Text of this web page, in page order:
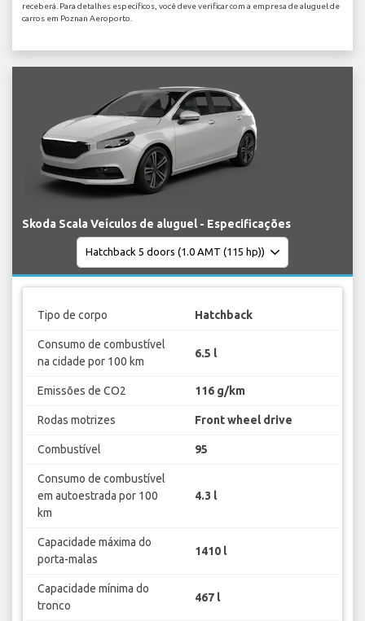
receberá. Para detalhes específicos, você deve verificar com a empresa de aluguel de
carros em Poznan Aeroporto.
Skoda Scala Veículos de aluguel - Especificações
Tipo de corpo Hatchback
Consumo de combustível
na cidade por 100 km
6.5 l
Emissões de CO2 116 g/km
Rodas motrizes Front wheel drive
Combustível 95
Consumo de combustível
em autoestrada por 100
km
4.3 l
Capacidade máxima do
porta-malas
1410 l
Capacidade mínima do
tronco
467 l